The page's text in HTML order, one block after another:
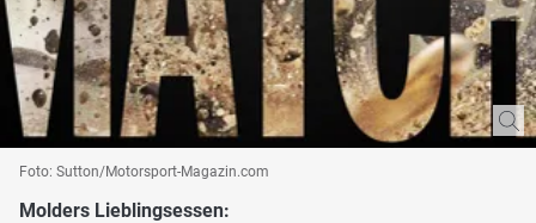
Foto: Sutton/Motorsport-Magazin.com
Molders Lieblingsessen: